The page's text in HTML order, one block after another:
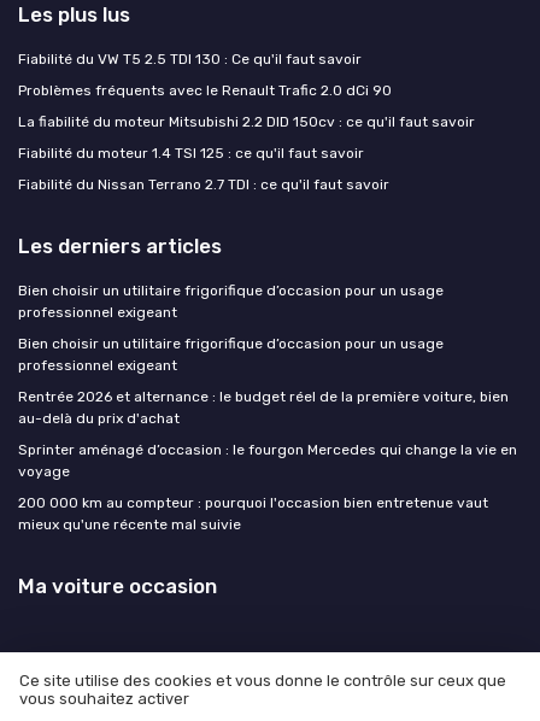
Les plus lus
Fiabilité du VW T5 2.5 TDI 130 : Ce qu'il faut savoir
Problèmes fréquents avec le Renault Trafic 2.0 dCi 90
La fiabilité du moteur Mitsubishi 2.2 DID 150cv : ce qu'il faut savoir
Fiabilité du moteur 1.4 TSI 125 : ce qu'il faut savoir
Fiabilité du Nissan Terrano 2.7 TDI : ce qu'il faut savoir
Les derniers articles
Bien choisir un utilitaire frigorifique d’occasion pour un usage
professionnel exigeant
Bien choisir un utilitaire frigorifique d’occasion pour un usage
professionnel exigeant
Rentrée 2026 et alternance : le budget réel de la première voiture, bien
au-delà du prix d'achat
Sprinter aménagé d’occasion : le fourgon Mercedes qui change la vie en
voyage
200 000 km au compteur : pourquoi l'occasion bien entretenue vaut
mieux qu'une récente mal suivie
Ma voiture occasion
Mentions légales
Ce site utilise des cookies et vous donne le contrôle sur ceux que
vous souhaitez activer